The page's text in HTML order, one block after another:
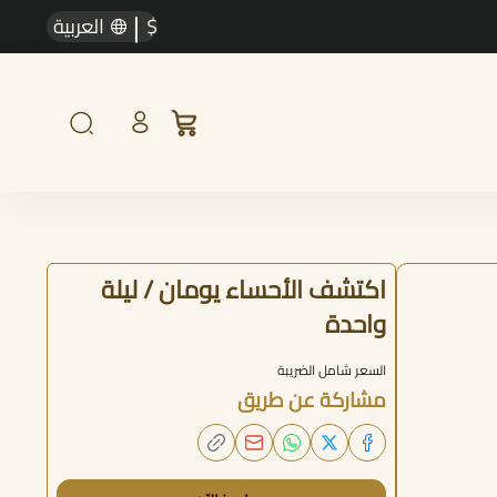
$
| العربية
اكتشف الأحساء يومان / ليلة
واحدة
السعر شامل الضريبة
مشاركة عن طريق